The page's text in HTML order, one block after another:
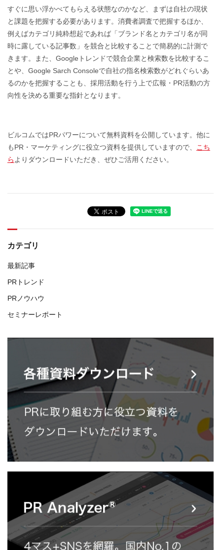
すぐに思い浮かべてもらえる状態なのかなど、まずは自社の現状
と課題を把握する必要があります。消費者調査で把握するほか、
例えばカテゴリ純粋想起であれば「ブランド名とカテゴリ名が同
時に露している記事数」を競合と比較することで簡易的に計測で
きます。また、Googleトレンドで競合企業と検索数を比較するこ
とや、Google Sarch Consoleで自社の指名検索数がどれぐらいあ
るのかを把握することも、採用活動を行う上で広報・PR活動の方
向性を決める重要な指針となります。
ビルコムではPRパワーについて無料資料を公開しています。他に
もPR・マーケティングに役立つ資料を提供していますので、 こち
らよりダウンロードいただき、ぜひご活用ください。
カテゴリ
最新記事
PRトレンド
PRノウハウ
セミナーレポート